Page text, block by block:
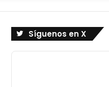
Síguenos en X